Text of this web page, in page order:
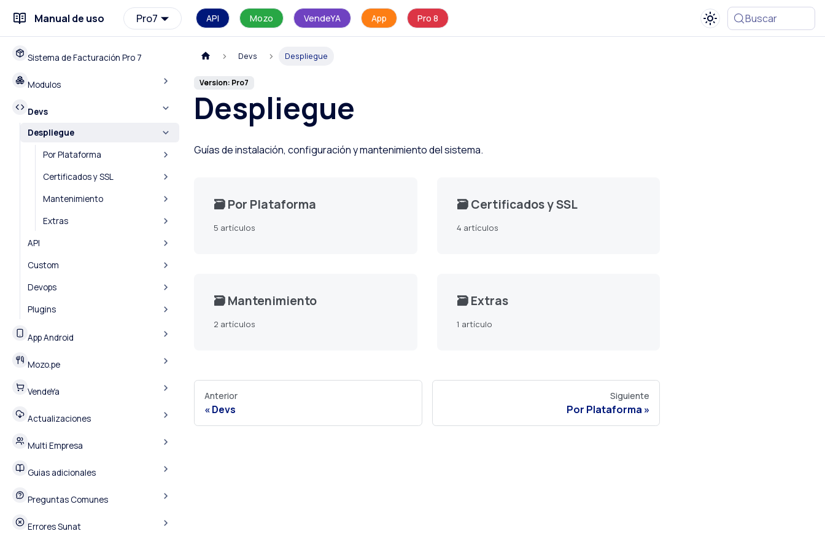
Manual de uso Pro7 API Mozo VendeYA App Pro 8 Buscar
Sistema de Facturación Pro 7
Modulos
Devs
Despliegue
Por Plataforma
Certificados y SSL
Mantenimiento
Extras
API
Custom
Devops
Plugins
App Android
Mozo.pe
VendeYa
Actualizaciones
Multi Empresa
Guias adicionales
Preguntas Comunes
Errores Sunat
Devs Despliegue
Version: Pro7
Despliegue
Guías de instalación, configuración y mantenimiento del sistema.
🗃️Por Plataforma
5 artículos
🗃️ Certificados y SSL
4 artículos
🗃️Mantenimiento
2 artículos
🗃️ Extras
1 artículo
Anterior
Devs
Siguiente
Por Plataforma